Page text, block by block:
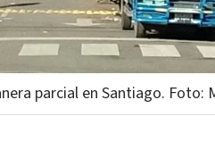
parcial en Santiago. Foto: